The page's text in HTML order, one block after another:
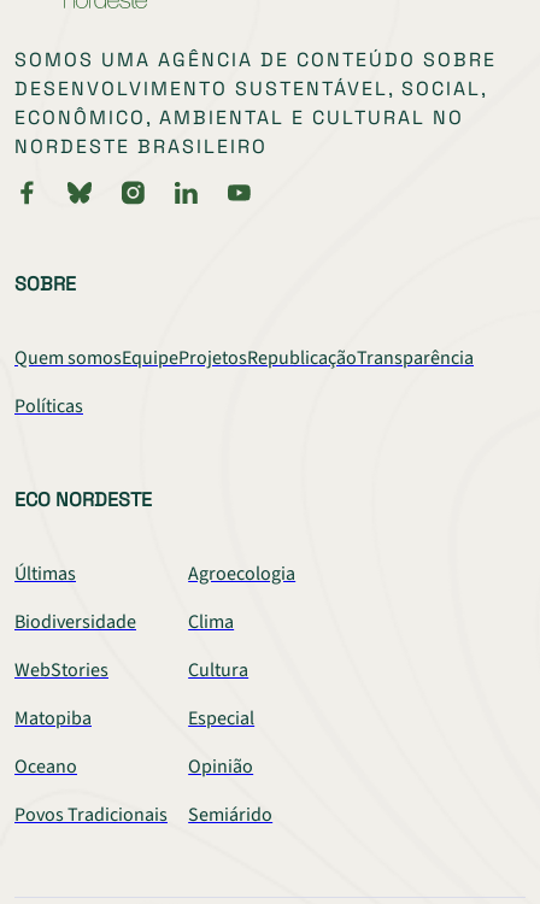
SOMOS UMA AGÊNCIA DE CONTEÚDO SOBRE
DESENVOLVIMENTO SUSTENTÁVEL, SOCIAL,
ECONÔMICO, AMBIENTAL E CULTURAL NO
NORDESTE BRASILEIRO
SOBRE
Quem somosEquipeProjetosRepublicaçãoTransparência
Políticas
ECO NORDESTE
Últimas
Agroecologia
Biodiversidade
Clima
WebStories
Cultura
Matopiba
Especial
Oceano
Opinião
Povos Tradicionais
Semiárido